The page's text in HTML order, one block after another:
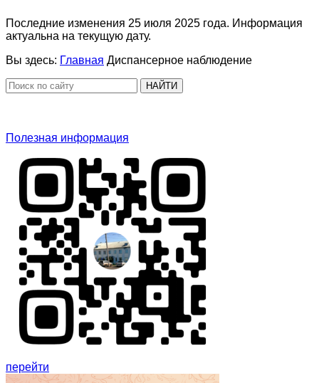
Последние изменения 25 июля 2025 года. Информация
актуальна на текущую дату.
Вы здесь: Главная Диспансерное наблюдение
НАЙТИ
Полезная информация
перейти